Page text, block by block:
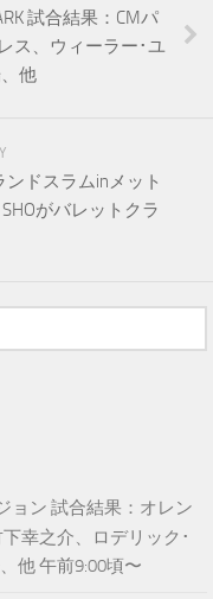
試合結果：CMパ
ス、ウィーラー･ユ
他
ンドスラムinメット
がバレットクラ
ョン 試合結果：オレン
幸之介、ロデリック･
他 午前9:00頃〜